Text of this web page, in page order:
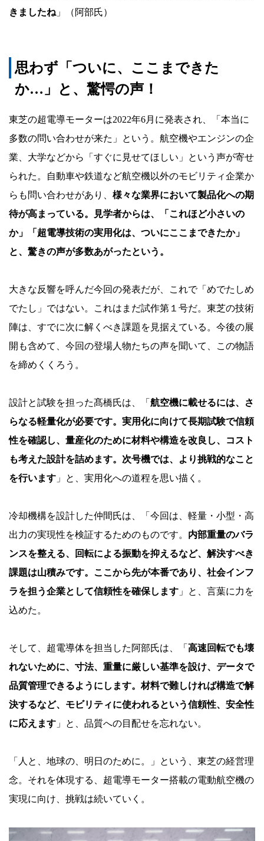
きましたね」（阿部氏）
思わず「ついに、ここまできた
か…」と、驚愕の声！
東芝の超電導モーターは2022年6月に発表され、「本当に
多数の問い合わせが来た」という。航空機やエンジンの企
業、大学などから「すぐに見せてほしい」という声が寄せ
られた。自動車や鉄道など航空機以外のモビリティ企業か
らも問い合わせがあり、 様々な業界において製品化への期
待が高まっている。見学者からは、「これほど小さいの
か」「超電導技術の実用化は、ついにここまできたか」
と、驚きの声が多数あがったという。
大きな反響を呼んだ今回の発表だが、これで「めでたしめ
でたし」ではない。これはまだ試作第１号だ。東芝の技術
陣は、すでに次に解くべき課題を見据えている。今後の展
開も含めて、今回の登場人物たちの声を聞いて、この物語
を締めくくろう。
設計と試験を担った髙橋氏は、「 航空機に載せるには、さ
らなる軽量化が必要です。実用化に向けて長期試験で信頼
性を確認し、量産化のために材料や構造を改良し、コスト
も考えた設計を詰めます。次号機では、より挑戦的なこと
を行います 」と、実用化への道程を思い描く。
冷却機構を設計した仲間氏は、「今回は、軽量・小型・高
出力の実現性を検証するためのものです。 内部重量のバラ
ンスを整える、回転による振動を抑えるなど、解決すべき
課題は山積みです。ここから先が本番であり、社会インフ
ラを担う企業として信頼性を確保します 」と、言葉に力を
込めた。
そして、超電導体を担当した阿部氏は、「 高速回転でも壊
れないために、寸法、重量に厳しい基準を設け、データで
品質管理できるようにします。材料で難しければ構造で解
決するなど、モビリティに使われるという信頼性、安全性
に応えます 」と、品質への目配せを忘れない。
「人と、地球の、明日のために。」という、東芝の経営理
念。それを体現する、超電導モーター搭載の電動航空機の
実現に向け、挑戦は続いていく。